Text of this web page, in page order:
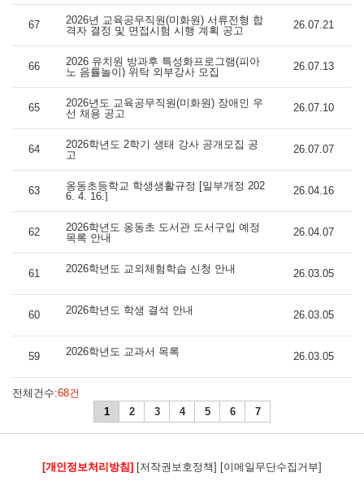
67
2026년 교육공무직원(미화원) 서류전형 합
격자 결정 및 면접시험 시행 계획 공고
26.07.21
66
2026 유치원 방과후 특성화프로그램(피아
노 음률놀이) 위탁 외부강사 모집
26.07.13
65
2026년도 교육공무직원(미화원) 장애인 우
선 채용 공고
26.07.10
64
2026학년도 2학기 생태 강사 공개모집 공
고
26.07.07
63
옹동초등학교 학생생활규정 [일부개정 202
6. 4. 16.]
26.04.16
62
2026학년도 옹동초 도서관 도서구입 예정
목록 안내
26.04.07
61 2026학년도 교외체험학습 신청 안내 26.03.05
60 2026학년도 학생 결석 안내 26.03.05
59 2026학년도 교과서 목록 26.03.05
전체건수:68건
1
2 3 4 5 6 7
[개인정보처리방침] [저작권보호정책] [이메일무단수집거부]